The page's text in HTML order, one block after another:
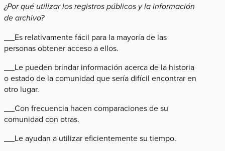
¿Por qué utilizar los registros públicos y la información
de archivo?
___Es relativamente fácil para la mayoría de las
personas obtener acceso a ellos.
___Le pueden brindar información acerca de la historia
o estado de la comunidad que sería difícil encontrar en
otro lugar.
___Con frecuencia hacen comparaciones de su
comunidad con otras.
___Le ayudan a utilizar eficientemente su tiempo.